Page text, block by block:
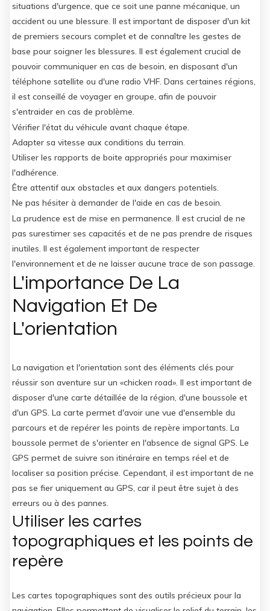
situations d'urgence, que ce soit une panne mécanique, un
accident ou une blessure. Il est important de disposer d'un kit
de premiers secours complet et de connaître les gestes de
base pour soigner les blessures. Il est également crucial de
pouvoir communiquer en cas de besoin, en disposant d'un
téléphone satellite ou d'une radio VHF. Dans certaines régions,
il est conseillé de voyager en groupe, afin de pouvoir
s'entraider en cas de problème.
Vérifier l'état du véhicule avant chaque étape.
Adapter sa vitesse aux conditions du terrain.
Utiliser les rapports de boite appropriés pour maximiser
l'adhérence.
Être attentif aux obstacles et aux dangers potentiels.
Ne pas hésiter à demander de l'aide en cas de besoin.
La prudence est de mise en permanence. Il est crucial de ne
pas surestimer ses capacités et de ne pas prendre de risques
inutiles. Il est également important de respecter
l'environnement et de ne laisser aucune trace de son passage.
L'importance De La
Navigation Et De
L'orientation
La navigation et l'orientation sont des éléments clés pour
réussir son aventure sur un «chicken road». Il est important de
disposer d'une carte détaillée de la région, d'une boussole et
d'un GPS. La carte permet d'avoir une vue d'ensemble du
parcours et de repérer les points de repère importants. La
boussole permet de s'orienter en l'absence de signal GPS. Le
GPS permet de suivre son itinéraire en temps réel et de
localiser sa position précise. Cependant, il est important de ne
pas se fier uniquement au GPS, car il peut être sujet à des
erreurs ou à des pannes.
Utiliser les cartes
topographiques et les points de
repère
Les cartes topographiques sont des outils précieux pour la